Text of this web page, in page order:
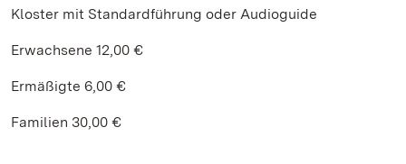
Kloster mit Standardführung oder Audioguide
Erwachsene 12,00 €
Ermäßigte 6,00 €
Familien 30,00 €